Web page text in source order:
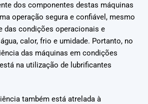
dos componentes destas máquinas
operação segura e confiável, mesmo
das condições operacionais e
calor, frio e umidade. Portanto, no
das máquinas em condições
na utilização de lubrificantes
também está atrelada à